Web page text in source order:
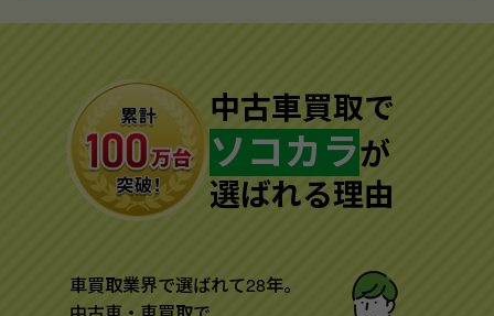
中古車買取で
ソコカラが
選ばれる理由
車買取業界で選ばれて28年。